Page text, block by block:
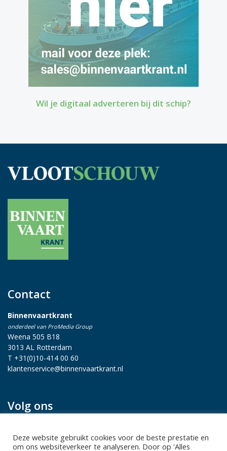
Wil je digitaal adverteren bij dit schip?
Contact
Binnenvaartkrant
onderdeel van ProMedia Group
Weena 505 B18
3013 AL Rotterdam
T +31(0)10-414 00 60
klantenservice@binnenvaartkrant.nl
Volg ons
Deze website gebruikt cookies voor de beste prestatie en
om ons websiteverkeer te analyseren. Door op 'Alles